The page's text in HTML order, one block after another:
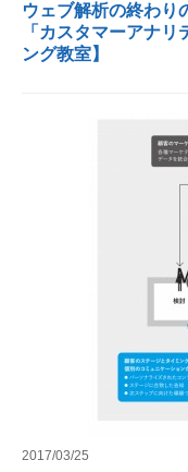
ウェブ解析の終わ
「カスタマーアナ
ング教室】
2017/03/25